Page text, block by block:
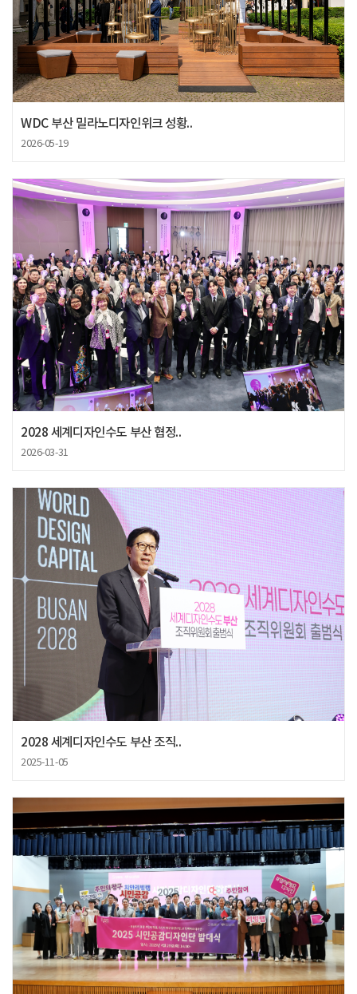
WDC 부산 밀라노디자인위크 성황..
2026-05-19
2028 세계디자인수도 부산 협정..
2026-03-31
2028 세계디자인수도 부산 조직..
2025-11-05